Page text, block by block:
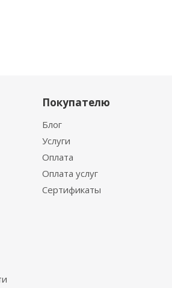
Покупателю
Блог
Услуги
Оплата
Оплата услуг
Сертификаты